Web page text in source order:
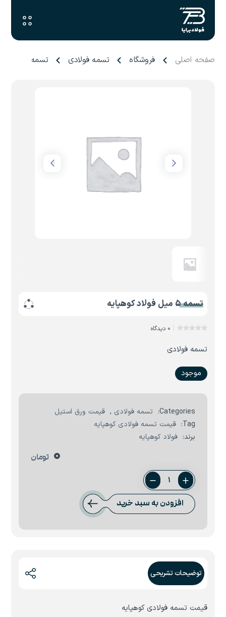
صفحه اصلی فروشگاه تسمه فولادی تسمه ۵ میل فولاد کوهپایه
تسمه 5 میل فولاد کوهپایه
0 دیدگاه
تسمه فولادی
موجود
Categories: تسمه فولادی , قیمت ورق استیل
Tag:
قیمت تسمه فولادی کوهپایه
برند: فولاد کوهپایه
0 تومان
تسمه
5
میل
افزودن به سبد خرید
توضیحات تشریحی
قیمت تسمه فولادی کوهپایه